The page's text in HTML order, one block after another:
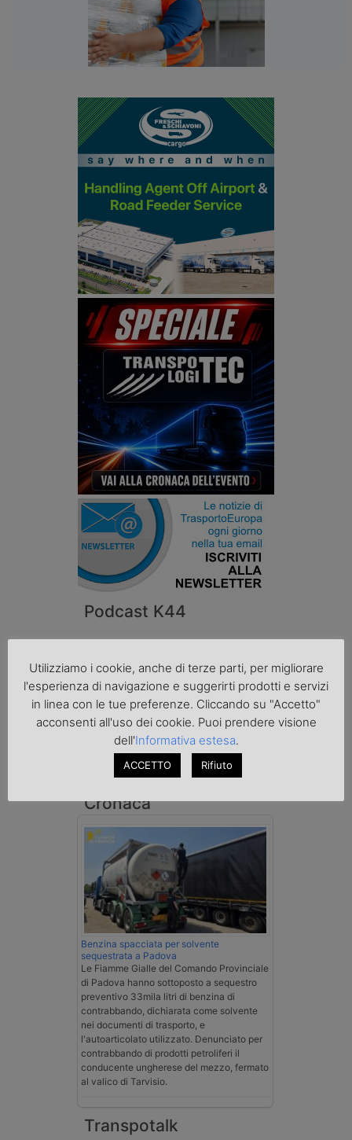
Podcast K44
Cronaca
Benzina spacciata per solvente
sequestrata a Padova
Le Fiamme Gialle del Comando Provinciale
di Padova hanno sottoposto a sequestro
preventivo 33mila litri di benzina di
contrabbando, dichiarata come solvente
nei documenti di trasporto, e
l'autoarticolato utilizzato. Denunciato per
contrabbando di prodotti petroliferi il
conducente ungherese del mezzo, fermato
al valico di Tarvisio.
Transpotalk
Utilizziamo i cookie, anche di terze parti, per migliorare
l'esperienza di navigazione e suggerirti prodotti e servizi
in linea con le tue preferenze. Cliccando su "Accetto"
acconsenti all'uso dei cookie. Puoi prendere visione
dell'Informativa estesa.
ACCETTO Rifiuto